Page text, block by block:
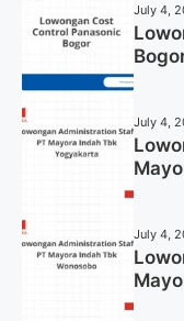
July 4,
July 4,
July 4,